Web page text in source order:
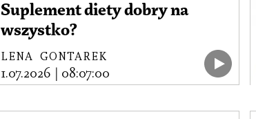
Suplement diety dobry na
wszystko?
LENA GONTAREK
1.07.2026 08:07:00